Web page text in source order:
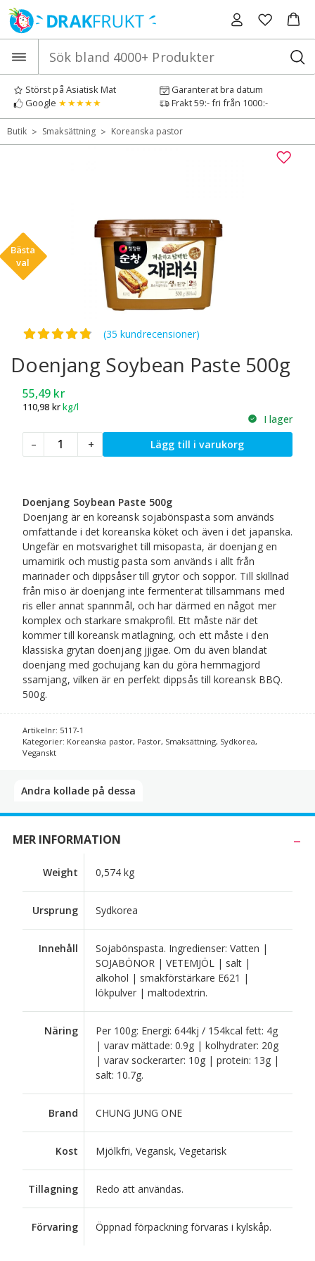
Hoppa
till
innehåll
Störst på Asiatisk Mat
Garanterat bra datum
Google ★★★★★ Frakt 59:- fri från 1000:-
Butik > Smaksättning > Koreanska pastor
Bästa
val
Betygsatt4.82av 5
(35 kundrecensioner)
Doenjang Soybean Paste 500g
55,49 kr
110,98 krkg/l
I lager
–
Doenjang
Soybean
mängd
+ Lägg till i varukorg
Doenjang Soybean Paste 500g
Doenjang är en koreansk sojabönspasta som används
omfattande i det koreanska köket och även i det japanska.
Ungefär en motsvarighet till misopasta, är doenjang en
umamirik och mustig pasta som används i allt från
marinader och dippsåser till grytor och soppor. Till skillnad
från miso är doenjang inte fermenterat tillsammans med
ris eller annat spannmål, och har därmed en något mer
komplex och starkare smakprofil. Ett måste när det
kommer till koreansk matlagning, och ett måste i den
klassiska grytan doenjang jjigae. Om du även blandat
doenjang med gochujang kan du göra hemmagjord
ssamjang, vilken är en perfekt dippsås till koreansk BBQ.
500g.
Artikelnr: 5117-1
Kategorier: Koreanska pastor, Pastor, Smaksättning, Sydkorea,
Veganskt
Andra kollade på dessa​
MER INFORMATION
Weight 0,574 kg
Ursprung Sydkorea
Innehåll
Sojabönspasta. Ingredienser: Vatten |
SOJABÖNOR | VETEMJÖL | salt |
alkohol | smakförstärkare E621 |
lökpulver | maltodextrin.
Näring
Per 100g: Energi: 644kj / 154kcal fett: 4g
| varav mättade: 0.9g | kolhydrater: 20g
| varav sockerarter: 10g | protein: 13g |
salt: 10.7g.
Brand CHUNG JUNG ONE
Kost Mjölkfri, Vegansk, Vegetarisk
Tillagning Redo att användas.
Förvaring Öppnad förpackning förvaras i kylskåp.